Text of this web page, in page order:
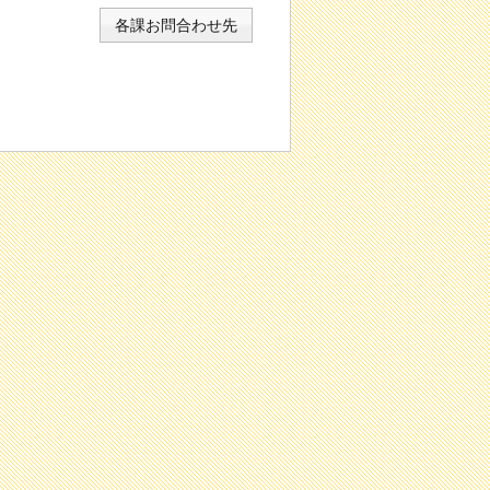
各課お問合わせ先